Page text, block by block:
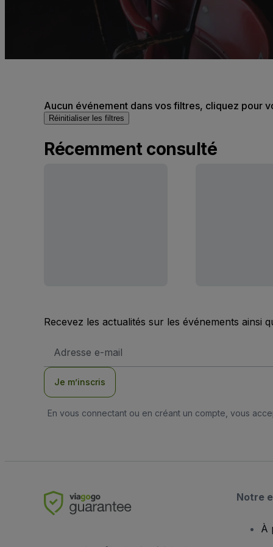
Aucun événement dans vos filtres, cliquez pour
Réinitialiser les filtres
Récemment consulté
Recevez les actualités sur les événements ainsi
e-
Je m’inscris
En vous connectant ou en créant un compte, vous
Notre
À